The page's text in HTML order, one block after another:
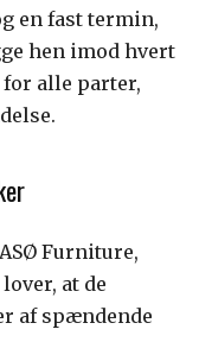
en fast termin,
hen imod hvert
for alle parter,
Furniture,
at de
af spændende